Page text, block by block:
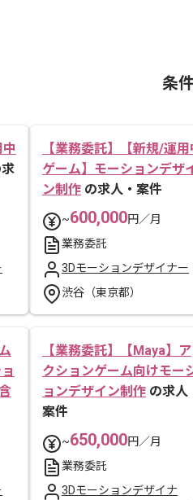
条
【業務委託】【新規/運用
ゲーム】モーションデザ
ン制作 の求人・案件
~600,000円／月
業務委託
3Dモーションデザイナー
渋谷（東京都）
【業務委託】【Maya】ア
クションゲーム向けモー
ョンデザイン制作 の求人
案件
~650,000円／月
業務委託
3Dモーションデザイナ